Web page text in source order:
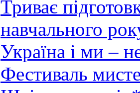
Триває
навчального
Україна і ми –
Фестиваль